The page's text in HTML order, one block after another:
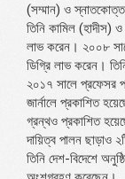
(সম্মান) ও
তিনি কামিল (হাদীস)
লাভ করেন। ২০০৮
ডিগ্রি লাভ করেন।
২০১৭ সালে প্রফেসর
জার্নালে প্রকাশিত
গ্রন্থও প্রকাশিত
দায়িত্ব পালন ছাড়াও
তিনি দেশ-বিদেশে